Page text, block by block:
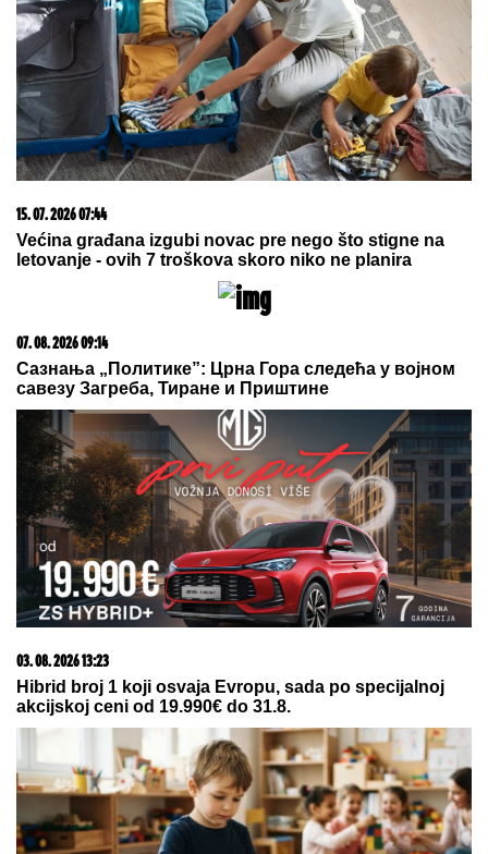
Jeremić je otkrila zbog čega joj je
prekipelo kad je reč o bivšem
vereniku Draganu Stankoviću
by Aklamator
09. 08. 2026 06:23
POGLEDAJTE: Objavljeni prvi snimci Modžtabe
Hamneija kao vrhovnog vođe Irana (VIDEO)
09. 08. 2026 06:20
Otkriveno šta je Futa uradio sa Marininim stvarima:
Stavio ih je u crne kese, a onda...